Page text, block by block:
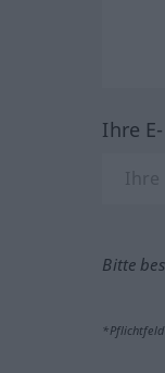
Ihre
Bitte
*Pflichtfeld